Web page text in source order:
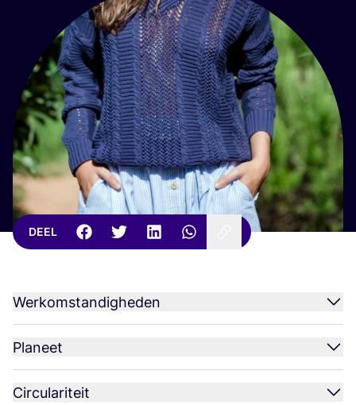
DEEL
Werkomstandigheden
Planeet
Circulariteit